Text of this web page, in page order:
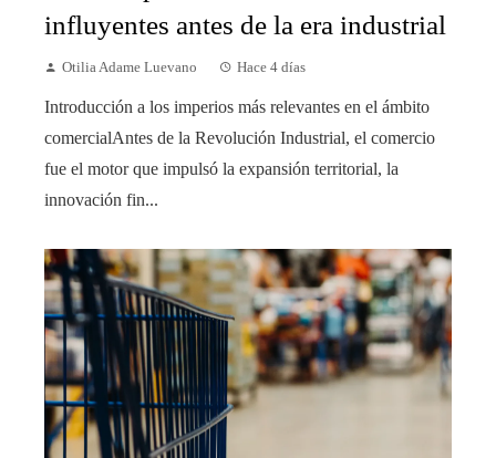
influyentes antes de la era industrial
Otilia Adame Luevano Hace 4 días
Introducción a los imperios más relevantes en el ámbito
comercialAntes de la Revolución Industrial, el comercio
fue el motor que impulsó la expansión territorial, la
innovación fin...